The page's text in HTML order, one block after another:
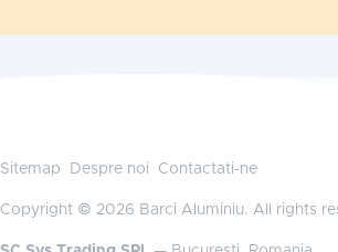
Sitemap Despre noi Contactati-ne
Copyright © 2026 Barci Aluminiu. All rights